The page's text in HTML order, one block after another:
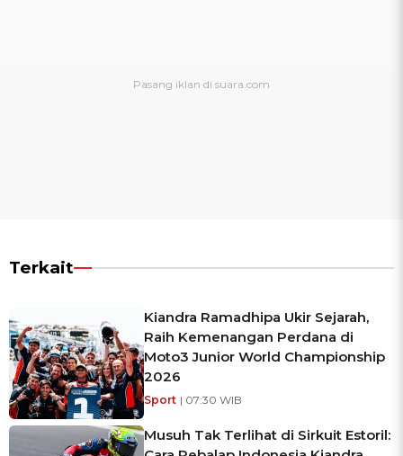
Terkait
Kiandra Ramadhipa Ukir Sejarah,
Raih Kemenangan Perdana di
Moto3 Junior World Championship
2026
Sport | 07:30 WIB
Musuh Tak Terlihat di Sirkuit Estoril: